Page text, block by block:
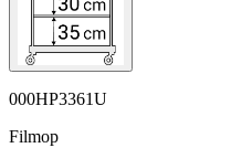
000HP3361U
Filmop